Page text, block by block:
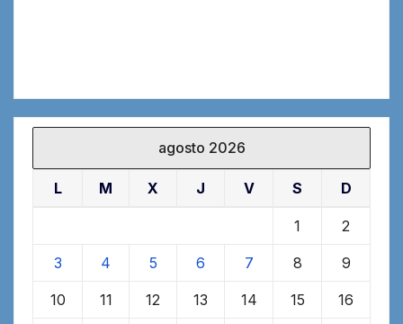
agosto 2026
L M X J V S D
1 2
3 4 5 6 7 8 9
10 11 12 13 14 15 16